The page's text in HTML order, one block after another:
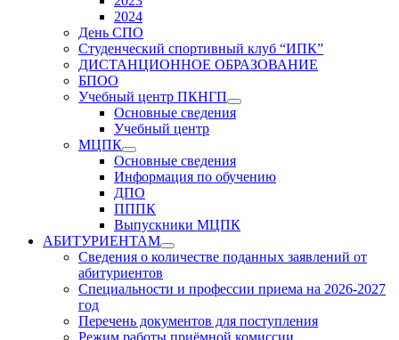
2024
День СПО
Студенческий спортивный клуб “ИПК”
ДИСТАНЦИОННОЕ ОБРАЗОВАНИЕ
БПОО
Учебный центр ПКНГП
Show
sub
Основные сведения
Учебный центр
МЦПК
Show
sub
menu
Основные сведения
Информация по обучению
ДПО
ПППК
Выпускники МЦПК
АБИТУРИЕНТАМ
Show
sub
Сведения о количестве поданных заявлений от
абитуриентов
Специальности и профессии приема на 2026-2027
год
Перечень документов для поступления
Режим работы приёмной комиссии